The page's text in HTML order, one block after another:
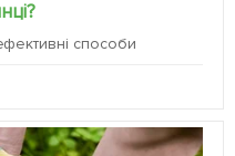
способи